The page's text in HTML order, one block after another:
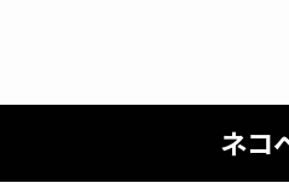
ネコ